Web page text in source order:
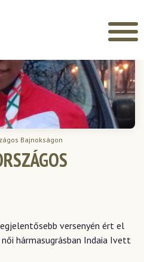
Bajnokságon
versenyén ért el
hármasugrásban Indaia Ivett